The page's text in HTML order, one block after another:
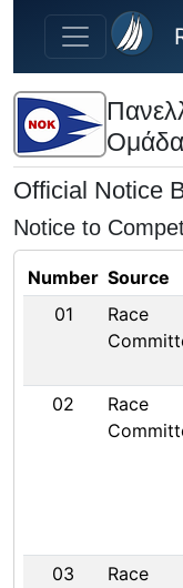
Skip to main content
Official Notice
Notice to
Number Source
01
Race
02
Race
03
Race